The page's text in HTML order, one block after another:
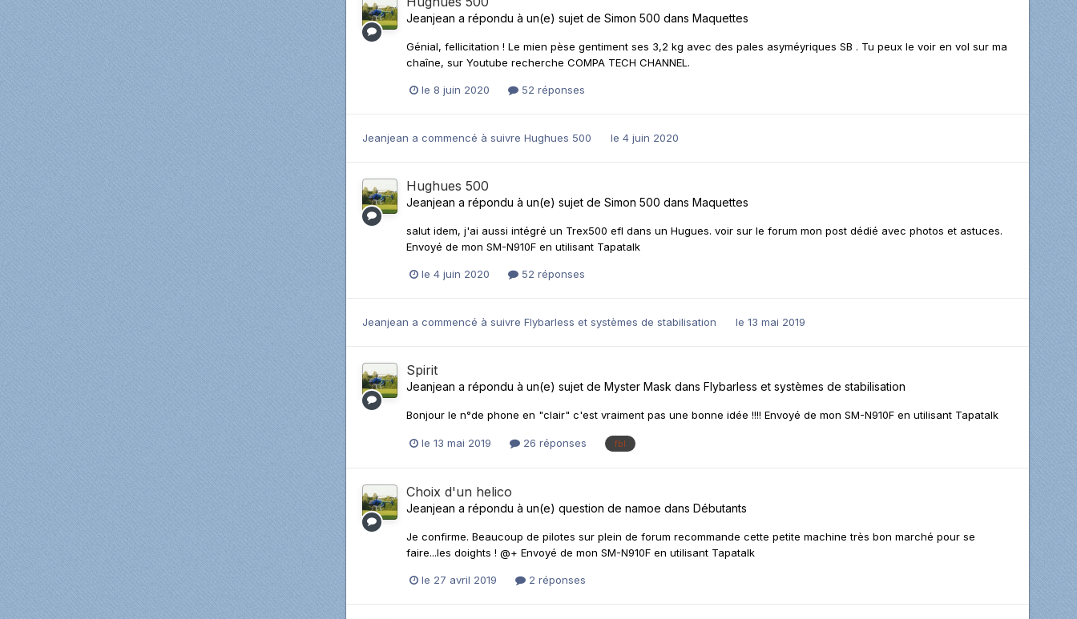
Jeanjean a répondu à un(e) sujet de Simon 500 dans Maquettes
Génial, fellicitation ! Le mien pèse gentiment ses 3,2 kg avec des pales asyméyriques SB . Tu peux le voir en vol sur ma
chaîne, sur Youtube recherche COMPA TECH CHANNEL.
le 8 juin 2020 52 réponses
Jeanjean a commencé à suivre Hughues 500 le 4 juin 2020
Hughues 500
Jeanjean a répondu à un(e) sujet de Simon 500 dans Maquettes
salut idem, j'ai aussi intégré un Trex500 efl dans un Hugues. voir sur le forum mon post dédié avec photos et astuces.
Envoyé de mon SM-N910F en utilisant Tapatalk
le 4 juin 2020 52 réponses
Jeanjean a commencé à suivre Flybarless et systèmes de stabilisation le 13 mai 2019
Spirit
Jeanjean a répondu à un(e) sujet de Myster Maskdans Flybarless et systèmes de stabilisation
Bonjour le n°de phone en "clair" c'est vraiment pas une bonne idée !!!! Envoyé de mon SM-N910F en utilisant Tapatalk
le 13 mai 2019 26 réponses fbl
Choix d'un helico
Jeanjean a répondu à un(e) question de namoe dans Débutants
Je confirme. Beaucoup de pilotes sur plein de forum recommande cette petite machine très bon marché pour se
faire...les doights ! @+ Envoyé de mon SM-N910F en utilisant Tapatalk
le 27 avril 2019 2 réponses